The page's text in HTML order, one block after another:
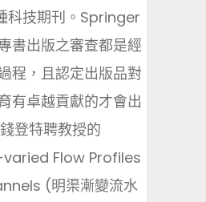
科技期刊。Springer
書出版之審查都是經
程，且認定出版品對
有卓越貢獻的才會出
登特聘教授的
varied Flow Profiles
(明渠漸變流水